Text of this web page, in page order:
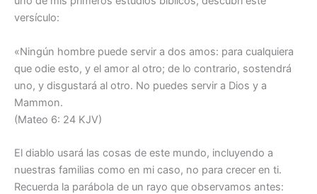
versículo:
«Ningún hombre puede servir a dos amos: para cualquiera
que odie esto, y el amor al otro; de lo contrario, sostendrá
uno, y disgustará al otro. No puedes servir a Dios y a
Mammon.
(Mateo 6: 24 KJV)
El diablo usará las cosas de este mundo, incluyendo a
nuestras familias como en mi caso, no para crecer en ti.
Recuerda la parábola de un rayo que observamos antes: